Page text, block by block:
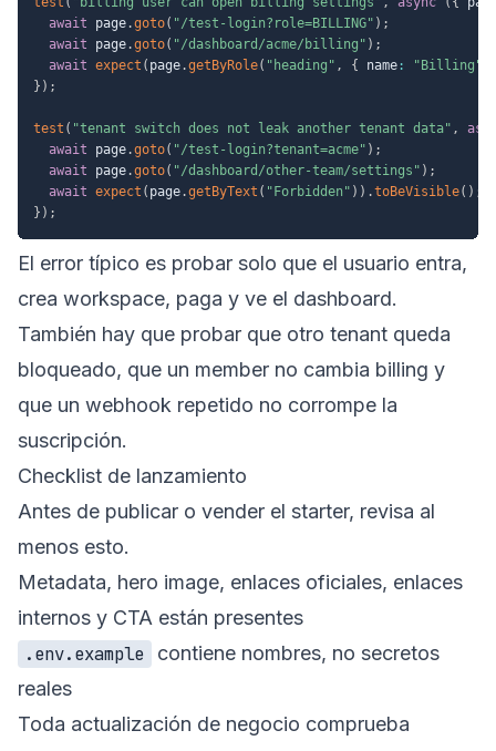
await page.goto( "/test-login?role=BILLING" ) ;
await page.goto( "/dashboard/acme/billing" ) ;
await expect ( page.getByRole( "heading" , { name : "Billing"
} ) ;
test ( "tenant switch does not leak another tenant data" ,
await page.goto( "/test-login?tenant=acme" ) ;
await page.goto( "/dashboard/other-team/settings" ) ;
await expect ( page.getByText ( "Forbidden" ) ) .toBeVisible( ) ;
} ) ;
El error típico es probar solo que el usuario entra,
crea workspace, paga y ve el dashboard.
También hay que probar que otro tenant queda
bloqueado, que un member no cambia billing y
que un webhook repetido no corrompe la
suscripción.
Checklist de lanzamiento
Antes de publicar o vender el starter, revisa al
menos esto.
Metadata, hero image, enlaces oficiales, enlaces
internos y CTA están presentes
.env.example
contiene nombres, no secretos
reales
Toda actualización de negocio comprueba